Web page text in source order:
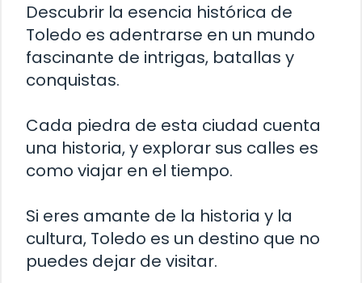
Descubrir la esencia histórica de
Toledo es adentrarse en un mundo
fascinante de intrigas, batallas y
conquistas.
Cada piedra de esta ciudad cuenta
una historia, y explorar sus calles es
como viajar en el tiempo.
Si eres amante de la historia y la
cultura, Toledo es un destino que no
puedes dejar de visitar.